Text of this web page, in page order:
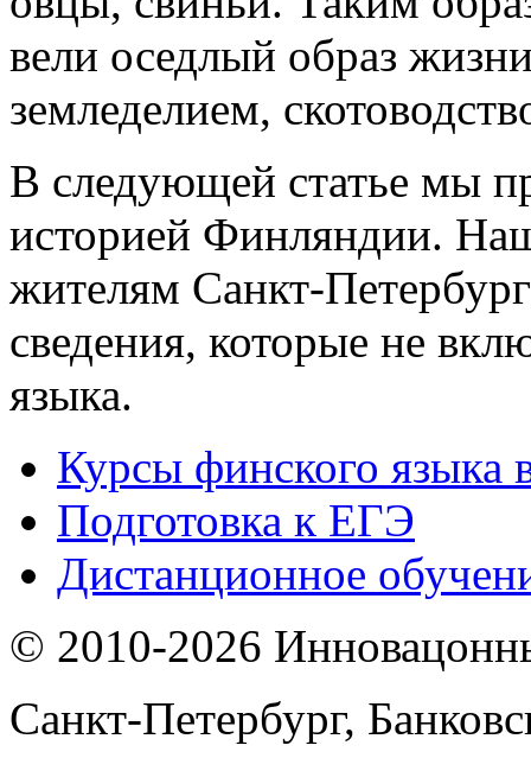
вели оседлый образ
земледелием,
В следующей статье мы
историей Финляндии.
жителям Санкт-
сведения, которые не
языка.
Курсы финского языка
Подготовка к ЕГЭ
Дистанционное
© 2010-2026
Санкт-Петербург,